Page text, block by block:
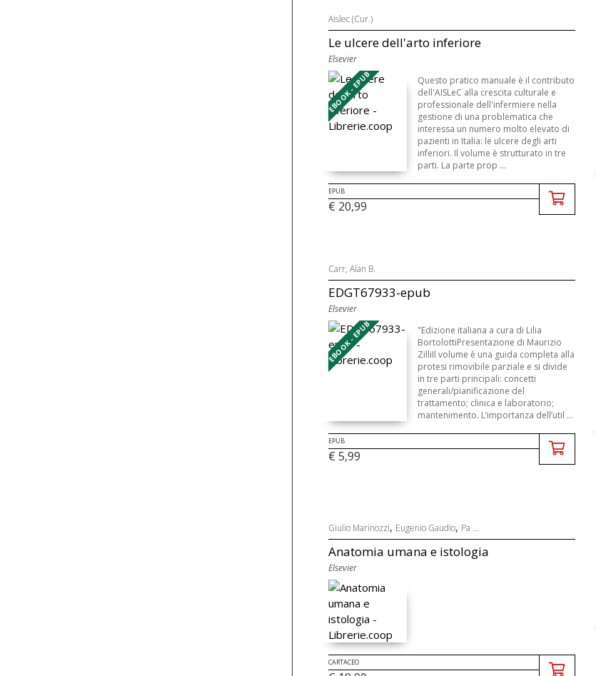
Aislec (Cur.)
Le ulcere dell'arto inferiore
Elsevier
EBOOK - EPUB
Questo pratico manuale è il contributo
dell'AISLeC alla crescita culturale e
professionale dell'infermiere nella
gestione di una problematica che
interessa un numero molto elevato di
pazienti in Italia: le ulcere degli arti
inferiori. Il volume è strutturato in tre
parti. La parte prop ...
EPUB
€ 20,99
Carr, Alan B.
EDGT67933-epub
Elsevier
EBOOK - EPUB
"Edizione italiana a cura di Lilia
BortolottiPresentazione di Maurizio
ZilliIl volume è una guida completa alla
protesi rimovibile parziale e si divide
in tre parti principali: concetti
generali/pianificazione del
trattamento; clinica e laboratorio;
mantenimento. L’importanza dell’util ...
EPUB
€ 5,99
Giulio Marinozzi, Eugenio Gaudio, Pa ...
Anatomia umana e istologia
Elsevier
CARTACEO